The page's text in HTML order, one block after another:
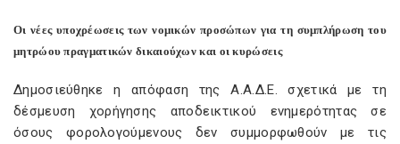
Οι νέες υποχρέωσεις των νομικών προσώπων για τη συμπλήρωση του
μητρώου πραγματικών δικαιούχων και οι κυρώσεις
Δημοσιεύθηκε η απόφαση της Α.Α.Δ.Ε. σχετικά με τη
δέσμευση χορήγησης αποδεικτικού ενημερότητας σε
όσους φορολογούμενους δεν συμμορφωθούν με τις